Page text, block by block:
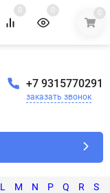
0 0 0
+7 9315770291
заказать звонок
L M N P Q R
S